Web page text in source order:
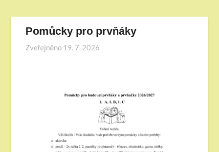
Pomůcky pro prvňáky
Zveřejněno 19. 7. 2026